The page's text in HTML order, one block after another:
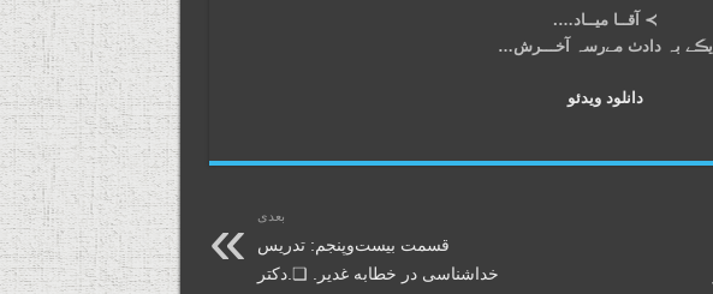
≻ آقــا میــاد….
یڪے بہ دادٺ مےرسہ آخـــرش…
دانلود ویدئو
بعدی
قسمت بیست‌وپنجم: تدریس
خدا‌شناسی در خطابه غدیر. ❏.دکتر‌